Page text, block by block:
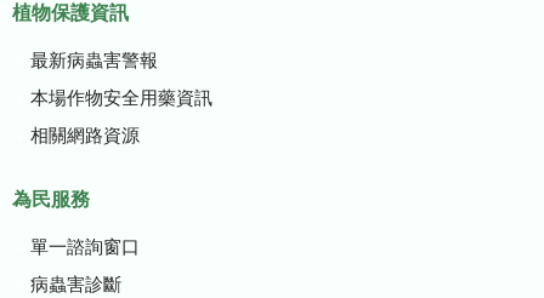
植物保護資訊
最新病蟲害警報
本場作物安全用藥資訊
相關網路資源
為民服務
單一諮詢窗口
病蟲害診斷